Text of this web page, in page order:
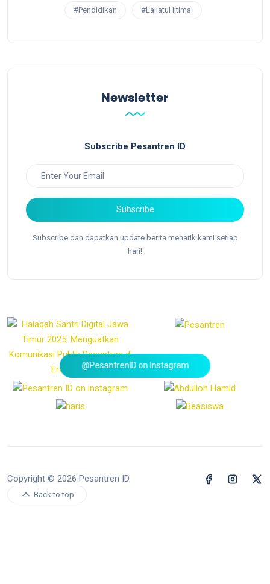
#Pendidikan #Lailatul Ijtima'
Newsletter
Subscribe Pesantren ID
Subscribe
Subscribe dan dapatkan update berita menarik kami setiap
hari!
@PesantrenID on Instagram
Copyright © 2026 Pesantren ID.
Back to top